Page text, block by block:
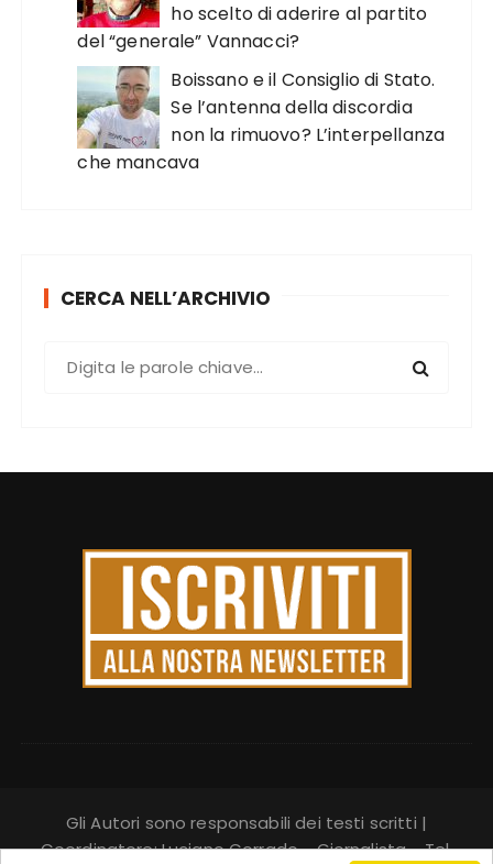
ho scelto di aderire al partito
del “generale” Vannacci?
Boissano e il Consiglio di Stato.
Se l’antenna della discordia
non la rimuovo? L’interpellanza
che mancava
CERCA NELL’ARCHIVIO
Gli Autori sono responsabili dei testi scritti |
Coordinatore: Luciano Corrado - Giornalista - Tel.